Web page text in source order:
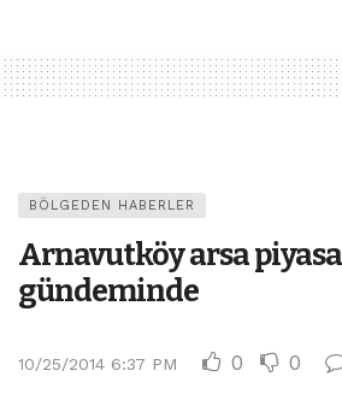
BÖLGEDEN HABERLER
Arnavutköy arsa
gündeminde
10/25/2014 6:37 PM 0 0